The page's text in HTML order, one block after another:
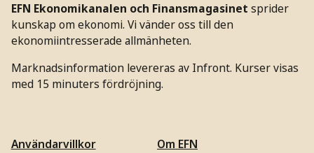
EFN Ekonomikanalen och Finansmagasinet sprider
kunskap om ekonomi. Vi vänder oss till den
ekonomiintresserade allmänheten.
Marknadsinformation levereras av Infront. Kurser visas
med 15 minuters fördröjning.
Användarvillkor
Om EFN